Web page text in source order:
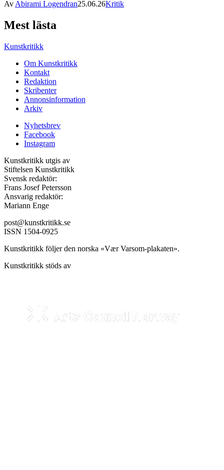
Av Abirami Logendran25.06.26Kritik
Mest lästa
Kunstkritikk
Om Kunstkritikk
Kontakt
Redaktion
Skribenter
Annonsinformation
Arkiv
Nyhetsbrev
Facebook
Instagram
Kunstkritikk utgis av
Stiftelsen Kunstkritikk
Svensk redaktör:
Frans Josef Petersson
Ansvarig redaktör:
Mariann Enge
post@kunstkritikk.se
ISSN 1504-0925
Kunstkritikk följer den norska «Vær Varsom-plakaten».
Kunstkritikk stöds av